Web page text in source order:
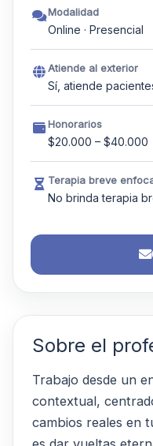
Modalidad
Online · Presencial
Atiende al exterior
Sí, atiende
Honorarios
$20.000 – $40.000
Terapia breve
No brinda terapia
Sobre el
Trabajo desde un
contextual,
cambios reales en